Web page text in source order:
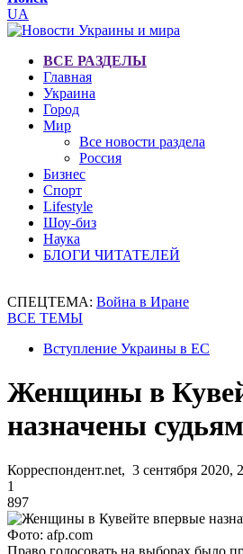
UA
ВСЕ РАЗДЕЛЫ
Главная
Украина
Город
Мир
Все новости раздела
Россия
Бизнес
Спорт
Lifestyle
Шоу-биз
Наука
БЛОГИ ЧИТАТЕЛЕЙ
СПЕЦТЕМА: Война в Иране
ВСЕ ТЕМЫ
Вступление Украины в ЕС
Женщины в
назначены
Корреспондент.net, 3 сентября 2020,
1
897
Фото: afp.com
Право голосовать на выборах было